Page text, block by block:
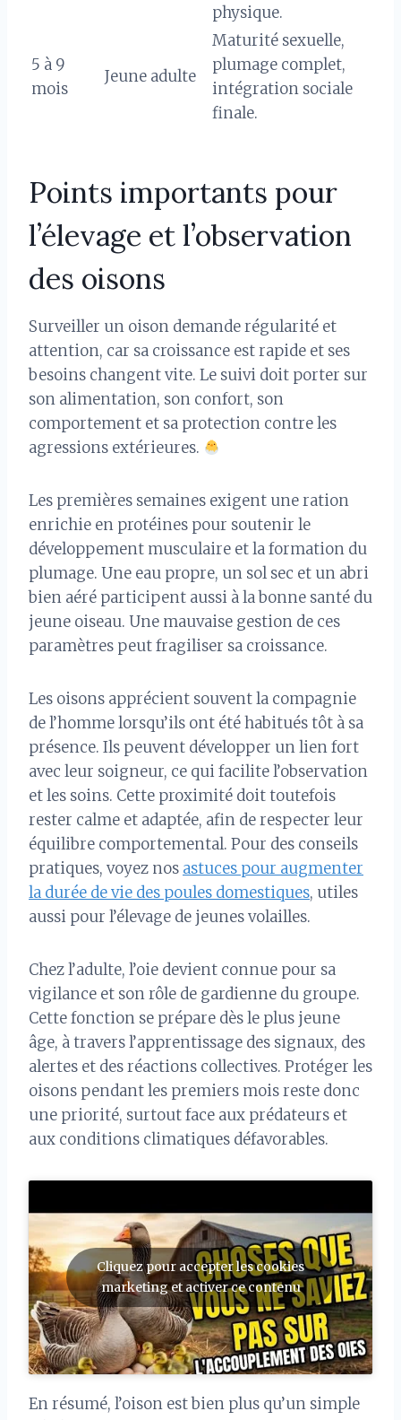
physique.
5 à 9
mois
Jeune adulte
Maturité sexuelle,
plumage complet,
intégration sociale
finale.
Points importants pour
l’élevage et l’observation
des oisons
Surveiller un oison demande régularité et
attention, car sa croissance est rapide et ses
besoins changent vite. Le suivi doit porter sur
son alimentation, son confort, son
comportement et sa protection contre les
agressions extérieures.
Les premières semaines exigent une ration
enrichie en protéines pour soutenir le
développement musculaire et la formation du
plumage. Une eau propre, un sol sec et un abri
bien aéré participent aussi à la bonne santé du
jeune oiseau. Une mauvaise gestion de ces
paramètres peut fragiliser sa croissance.
Les oisons apprécient souvent la compagnie
de l’homme lorsqu’ils ont été habitués tôt à sa
présence. Ils peuvent développer un lien fort
avec leur soigneur, ce qui facilite l’observation
et les soins. Cette proximité doit toutefois
rester calme et adaptée, afin de respecter leur
équilibre comportemental. Pour des conseils
pratiques, voyez nos astuces pour augmenter
la durée de vie des poules domestiques, utiles
aussi pour l’élevage de jeunes volailles.
Chez l’adulte, l’oie devient connue pour sa
vigilance et son rôle de gardienne du groupe.
Cette fonction se prépare dès le plus jeune
âge, à travers l’apprentissage des signaux, des
alertes et des réactions collectives. Protéger les
oisons pendant les premiers mois reste donc
une priorité, surtout face aux prédateurs et
aux conditions climatiques défavorables.
Cliquez pour accepter les cookies
marketing et activer ce contenu
En résumé, l’oison est bien plus qu’un simple